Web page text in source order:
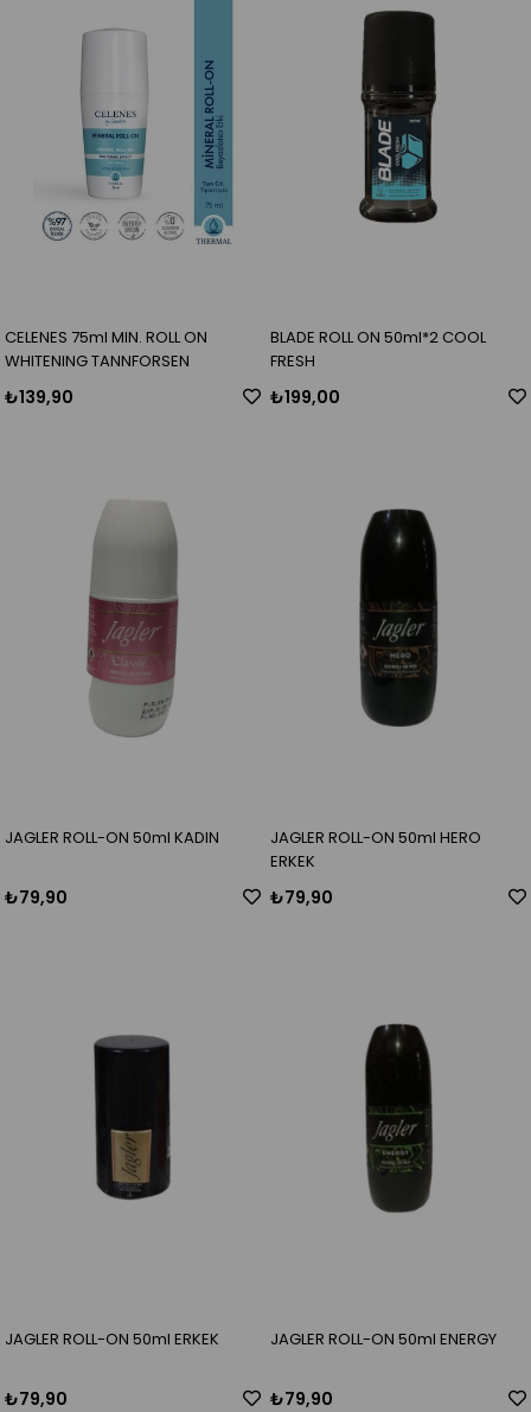
CELENES 75ml MIN. ROLL ON
WHITENING TANNFORSEN
₺139,90
BLADE ROLL ON 50ml*2 COOL
FRESH
₺199,00
JAGLER ROLL-ON 50ml KADIN
₺79,90
JAGLER ROLL-ON 50ml HERO
ERKEK
₺79,90
JAGLER ROLL-ON 50ml ERKEK
₺79,90
JAGLER ROLL-ON 50ml ENERGY
₺79,90